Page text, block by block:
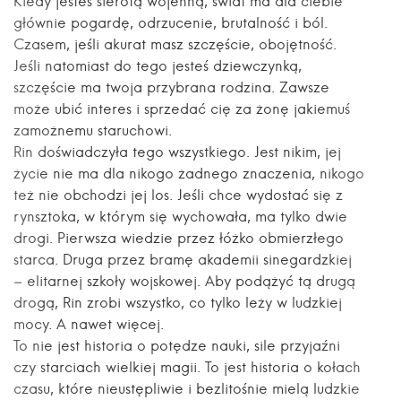
głównie pogardę, odrzucenie, brutalność i ból.
Czasem, jeśli akurat masz szczęście, obojętność.
Jeśli natomiast do tego jesteś dziewczynką,
szczęście ma twoja przybrana rodzina. Zawsze
może ubić interes i sprzedać cię za żonę jakiemuś
zamożnemu staruchowi.
Rin doświadczyła tego wszystkiego. Jest nikim, jej
życie nie ma dla nikogo żadnego znaczenia, nikogo
też nie obchodzi jej los. Jeśli chce wydostać się z
rynsztoka, w którym się wychowała, ma tylko dwie
drogi. Pierwsza wiedzie przez łóżko obmierzłego
starca. Druga przez bramę akademii sinegardzkiej
– elitarnej szkoły wojskowej. Aby podążyć tą drugą
drogą, Rin zrobi wszystko, co tylko leży w ludzkiej
mocy. A nawet więcej.
To nie jest historia o potędze nauki, sile przyjaźni
czy starciach wielkiej magii. To jest historia o kołach
czasu, które nieustępliwie i bezlitośnie mielą ludzkie